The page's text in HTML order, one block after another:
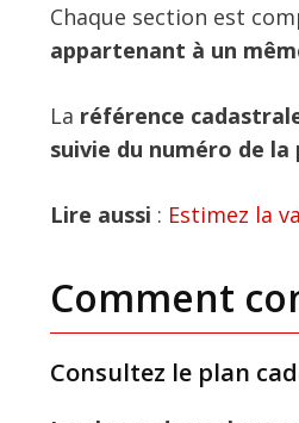
Chaque section est
appartenant à un
La référence
suivie du numéro de la
Lire aussi : Estimez la
Comment
Consultez le plan